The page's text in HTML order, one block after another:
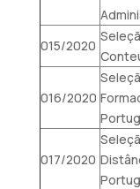
015/2020
016/2020
017/2020